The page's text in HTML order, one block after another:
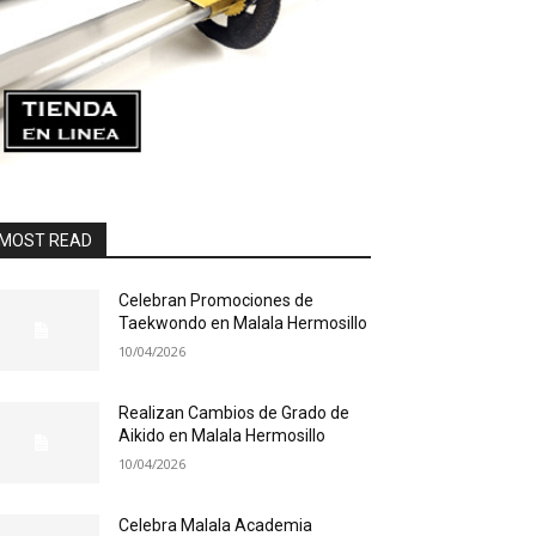
READ
Celebran Promociones de
Taekwondo en Malala Hermosillo
10/04/2026
Realizan Cambios de Grado de
Aikido en Malala Hermosillo
10/04/2026
Celebra Malala Academia